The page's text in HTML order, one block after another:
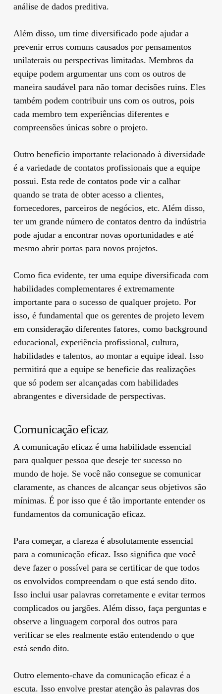
análise de dados preditiva.
Além disso, um time diversificado pode ajudar a
prevenir erros comuns causados ​​por pensamentos
unilaterais ou perspectivas limitadas. Membros da
equipe podem argumentar uns com os outros de
maneira saudável para não tomar decisões ruins. Eles
também podem contribuir uns com os outros, pois
cada membro tem experiências diferentes e
compreensões únicas sobre o projeto.
Outro benefício importante relacionado à diversidade
é a variedade de contatos profissionais que a equipe
possui. Esta rede de contatos pode vir a calhar
quando se trata de obter acesso a clientes,
fornecedores, parceiros de negócios, etc. Além disso,
ter um grande número de contatos dentro da indústria
pode ajudar a encontrar novas oportunidades e até
mesmo abrir portas para novos projetos.
Como fica evidente, ter uma equipe diversificada com
habilidades complementares é extremamente
importante para o sucesso de qualquer projeto. Por
isso, é fundamental que os gerentes de projeto levem
em consideração diferentes fatores, como background
educacional, experiência profissional, cultura,
habilidades e talentos, ao montar a equipe ideal. Isso
permitirá que a equipe se beneficie das realizações
que só podem ser alcançadas com habilidades
abrangentes e diversidade de perspectivas.
Comunicação eficaz
A comunicação eficaz é uma habilidade essencial
para qualquer pessoa que deseje ter sucesso no
mundo de hoje. Se você não consegue se comunicar
claramente, as chances de alcançar seus objetivos são
mínimas. É por isso que é tão importante entender os
fundamentos da comunicação eficaz.
Para começar, a clareza é absolutamente essencial
para a comunicação eficaz. Isso significa que você
deve fazer o possível para se certificar de que todos
os envolvidos compreendam o que está sendo dito.
Isso inclui usar palavras corretamente e evitar termos
complicados ou jargões. Além disso, faça perguntas e
observe a linguagem corporal dos outros para
verificar se eles realmente estão entendendo o que
está sendo dito.
Outro elemento-chave da comunicação eficaz é a
escuta. Isso envolve prestar atenção às palavras dos